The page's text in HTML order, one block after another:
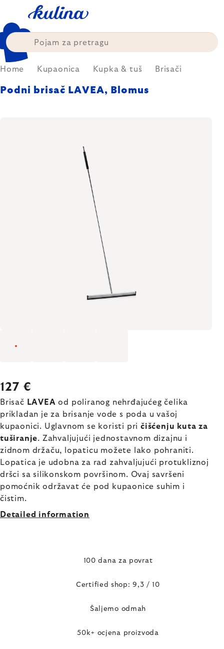
content
Home Kupaonica Kupka & tuš Brisači
Podni brisač LAVEA, Blomus
127 €
Brisač LAVEA od poliranog nehrđajućeg čelika
prikladan je za brisanje vode s poda u vašoj
kupaonici. Uglavnom se koristi pričišćenju kuta za
tuširanje. Zahvaljujući jednostavnom dizajnu i
zidnom držaču, lopaticu možete lako pohraniti.
Lopatica je udobna za rad zahvaljujući protukliznoj
dršci sa silikonskom površinom. Ovaj savršeni
pomoćnik održavat će pod kupaonice suhim i
čistim.
Detailed information
100 dana za povrat
Certified shop: 9,3 / 10
Šaljemo odmah
50k+ ocjena proizvoda